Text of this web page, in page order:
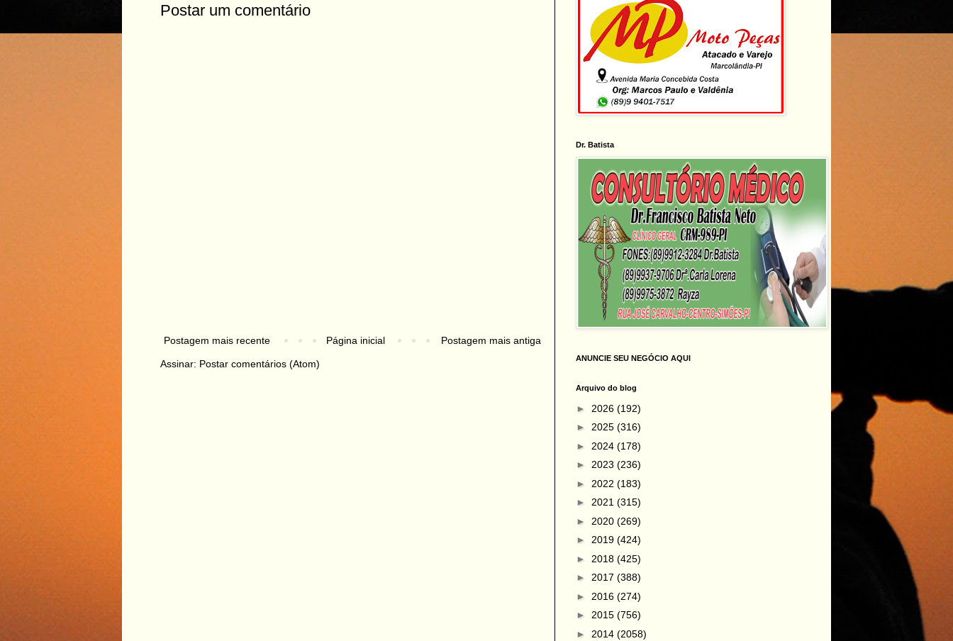
Postar um comentário
Postagem mais recente Postagem mais antiga
Página inicial
Assinar: Postar comentários (Atom)
Dr. Batista
ANUNCIE SEU NEGÓCIO AQUI
Arquivo do blog
► 2026 (192)
► 2025 (316)
► 2024 (178)
► 2023 (236)
► 2022 (183)
► 2021 (315)
► 2020 (269)
► 2019 (424)
► 2018 (425)
► 2017 (388)
► 2016 (274)
► 2015 (756)
► 2014 (2058)